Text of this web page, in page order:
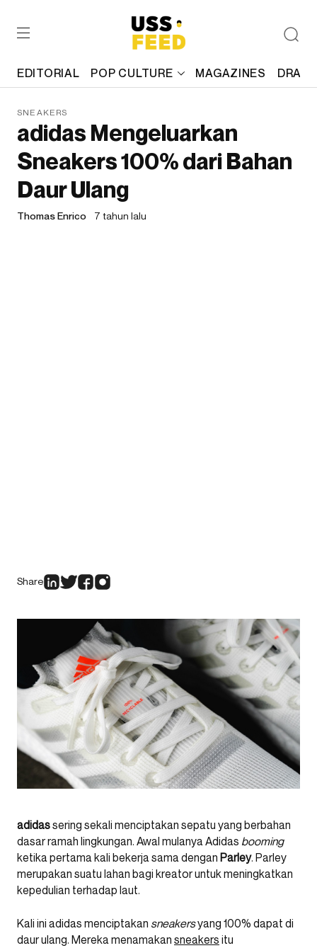
EDITORIAL POP CULTURE MAGAZINES
SNEAKERS
adidas Mengeluarkan
Sneakers 100% dari Bahan
Daur Ulang
Thomas Enrico 7 tahun lalu
Share
adidassering sekali menciptakan sepatu yang berbahan
dasar ramah lingkungan. Awal mulanya Adidas booming
ketika pertama kali bekerja sama dengan Parley. Parley
merupakan suatu lahan bagi kreator untuk meningkatkan
kepedulian terhadap laut.
Kali ini adidas menciptakan sneakersyang 100% dapat di
daur ulang. Mereka menamakan sneakers itu